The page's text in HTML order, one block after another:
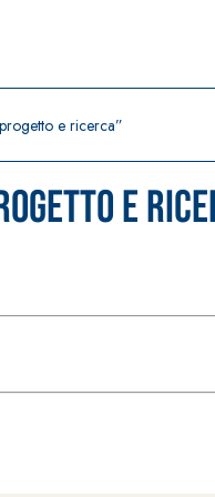
e ricerca”
e